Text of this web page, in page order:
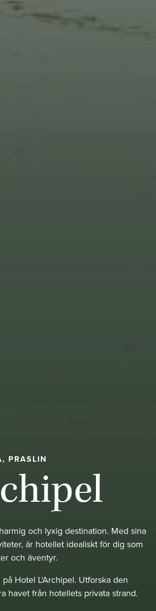
PRASLIN
och lyxig destination. Med sina
är hotellet idealiskt för dig som
och äventyr.
Hotel L'Archipel. Utforska den
havet från hotellets privata strand.